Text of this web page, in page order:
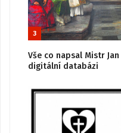
3
Vše co napsal Mistr
digitální databázi